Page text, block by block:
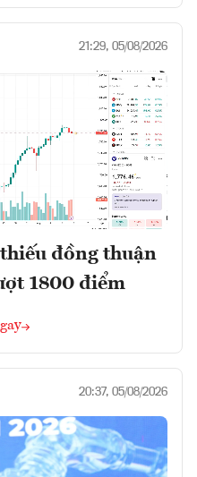
21:29, 05/08/2026
đồng thuận
1800 điểm
20:37, 05/08/2026